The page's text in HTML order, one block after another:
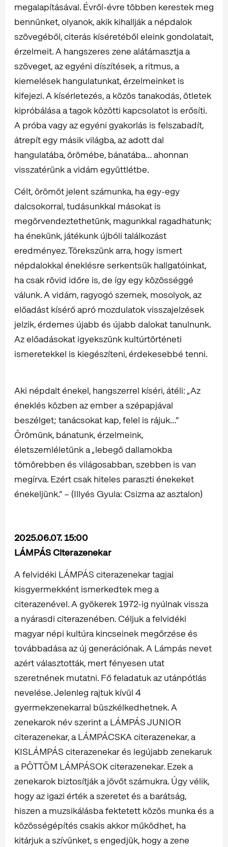
megalapításával. Évről-évre többen kerestek meg
bennünket, olyanok, akik kihallják a népdalok
szövegéből, citerás kíséretéből eleink gondolatait,
érzelmeit. A hangszeres zene alátámasztja a
szöveget, az egyéni díszítések, a ritmus, a
kiemelések hangulatunkat, érzelmeinket is
kifejezi. A kísérletezés, a közös tanakodás, ötletek
kipróbálása a tagok közötti kapcsolatot is erősíti.
A próba vagy az egyéni gyakorlás is felszabadít,
átrepít egy másik világba, az adott dal
hangulatába, örömébe, bánatába… ahonnan
visszatérünk a vidám együttlétbe.
Célt, örömöt jelent számunka, ha egy-egy
dalcsokorral, tudásunkkal másokat is
megörvendeztethetünk, magunkkal ragadhatunk;
ha énekünk, játékunk újbóli találkozást
eredményez. Törekszünk arra, hogy ismert
népdalokkal éneklésre serkentsük hallgatóinkat,
ha csak rövid időre is, de így egy közösséggé
válunk. A vidám, ragyogó szemek, mosolyok, az
előadást kísérő apró mozdulatok visszajelzések
jelzik, érdemes újabb és újabb dalokat tanulnunk.
Az előadásokat igyekszünk kultúrtörténeti
ismeretekkel is kiegészíteni, érdekesebbé tenni.
Aki népdalt énekel, hangszerrel kíséri, átéli: „Az
éneklés közben az ember a szépapjával
beszélget; tanácsokat kap, felel is rájuk…”
Örömünk, bánatunk, érzelmeink,
életszemléletünk a „lebegő dallamokba
tömörebben és világosabban, szebben is van
megírva. Ezért csak hiteles paraszti énekeket
énekeljünk.” – (Illyés Gyula: Csizma az asztalon)
2025.06.07. 15:00
LÁMPÁS Citerazenekar
A felvidéki LÁMPÁS citerazenekar tagjai
kisgyermekként ismerkedtek meg a
citerazenével. A gyökerek 1972-ig nyúlnak vissza
a nyárasdi citerazenében. Céljuk a felvidéki
magyar népi kultúra kincseinek megőrzése és
továbbadása az új generációnak. A Lámpás nevet
azért választották, mert fényesen utat
szeretnének mutatni. Fő feladatuk az utánpótlás
nevelése. Jelenleg rajtuk kívül 4
gyermekzenekarral büszkélkedhetnek. A
zenekarok név szerint a LÁMPÁS JUNIOR
citerazenekar, a LÁMPÁCSKA citerazenekar, a
KISLÁMPÁS citerazenekar és legújabb zenekaruk
a PÖTTÖM LÁMPÁSOK citerazenekar. Ezek a
zenekarok biztosítják a jövőt számukra. Úgy vélik,
hogy az igazi érték a szeretet és a barátság,
hiszen a muzsikálásba fektetett közös munka és a
közösségépítés csakis akkor működhet, ha
kitárjuk a szívünket, s engedjük, hogy a zene